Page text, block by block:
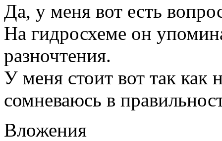
Да, у меня вот есть
На гидросхеме он
разночтения.
У меня стоит вот так как
сомневаюсь в
Вложения